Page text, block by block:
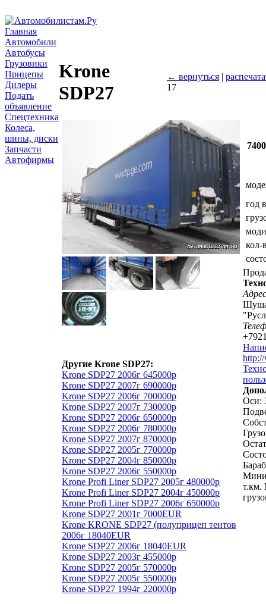
Главная
Автомобили
Автобусы
Грузовики
Прицепы
Дилеры
Подать
объявление
Спецтехника
Колеса,
шины, диски
Запчасти
Автофирмы
Krone
SDP27
← вернуться |
17
Другие Krone SDP27:
Krone SDP27 2006г 645000р
Krone SDP27 2007г 690000р
Krone SDP27 2006г 700000р
Krone SDP27 2007г 730000р
Krone SDP27 2006г 650000р
Krone SDP27 2006г 780000р
Krone SDP27 2007г 870000р
Krone SDP27 2005г 770000р
Krone SDP27 2004г 850000р
Krone SDP27 2006г 550000р
Krone Profi Liner SDP27 2005г 480000р
Krone Profi Liner SDP27 2004г 450000р
Krone Profi Liner SDP27 2006г 650000р
Krone SDP27 2001г 7000EUR
Krone KRONE SDP27 (полуприцеп тентов
2006г 18040EUR
Krone SDP27 2006г 18040EUR
Krone SDP27 2003г 455000р
Krone SDP27 2005г 570000р
Krone SDP27 2005г 550000р
Krone SDP27 1994г 220000р
год
кол-
Оси:
т.км.